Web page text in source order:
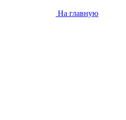
На главную